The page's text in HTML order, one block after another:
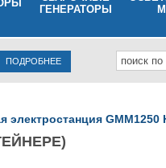
ГЕНЕРАТОРЫ
ПОДРОБНЕЕ
электростанция GMM1250